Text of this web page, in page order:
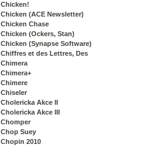
Chicken!
Chicken (ACE Newsletter)
Chicken Chase
Chicken (Ockers, Stan)
Chicken (Synapse Software)
Chiffres et des Lettres, Des
Chimera
Chimera+
Chimere
Chiseler
Cholericka Akce II
Cholericka Akce III
Chomper
Chop Suey
Chopin 2010